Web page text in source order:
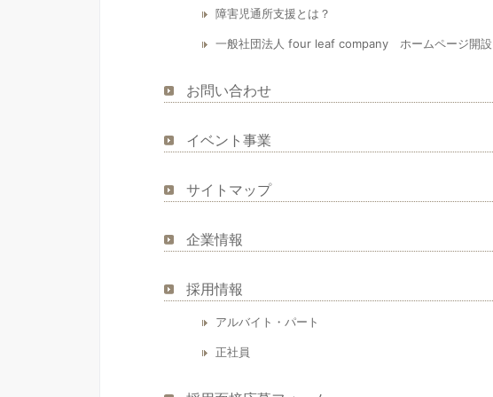
障害児通所支援とは？
一般社団法人 four leaf company ホームページ開設
お問い合わせ
イベント事業
サイトマップ
企業情報
採用情報
アルバイト・パート
正社員